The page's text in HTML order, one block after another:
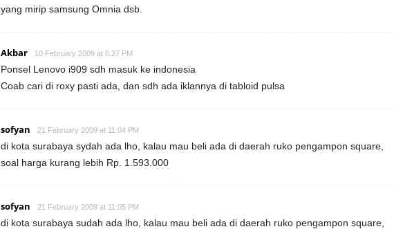
yang mirip samsung Omnia dsb.
Akbar 10 February 2009 at 6:27 PM
Ponsel Lenovo i909 sdh masuk ke indonesia
Coab cari di roxy pasti ada, dan sdh ada iklannya di tabloid pulsa
sofyan 21 February 2009 at 11:04 PM
di kota surabaya sydah ada lho, kalau mau beli ada di daerah ruko pengampon square,
soal harga kurang lebih Rp. 1.593.000
sofyan 21 February 2009 at 11:05 PM
di kota surabaya sudah ada lho, kalau mau beli ada di daerah ruko pengampon square,